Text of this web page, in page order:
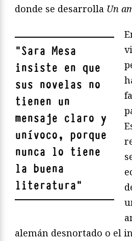
donde se desarrolla Un
"Sara Mesa
insiste en que
sus novelas no
tienen un
mensaje claro y
unívoco, porque
nunca lo tiene
la buena
literatura"
alemán desnortado o el